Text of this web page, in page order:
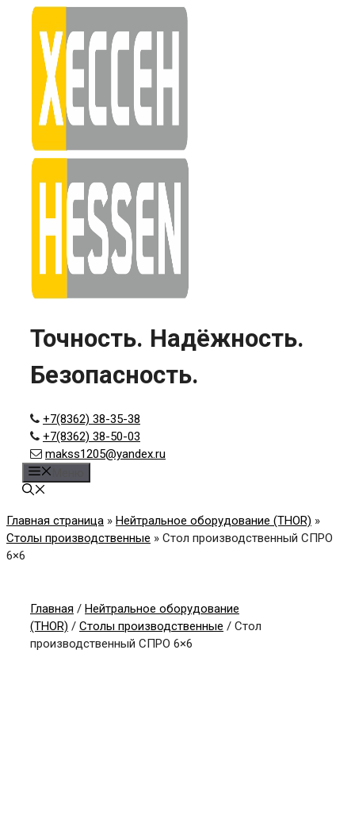
content
Точность. Надёжность.
Безопасность.
+7(8362) 38-35-38
+7(8362) 38-50-03
makss1205@yandex.ru
Главная страница » Нейтральное оборудование (THOR) »
Столы производственные » Стол производственный СПРО
6×6
Главная / Нейтральное оборудование
(THOR) / Столы производственные / Стол
производственный СПРО 6×6